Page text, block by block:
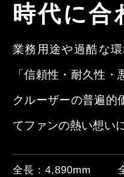
時代に合
業務用途や過酷な
「信頼性・耐久性
クルーザーの普遍的
てファンの熱い想い
全長： 4,890mm